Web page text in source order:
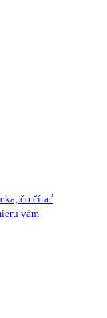
čo čítať
vám